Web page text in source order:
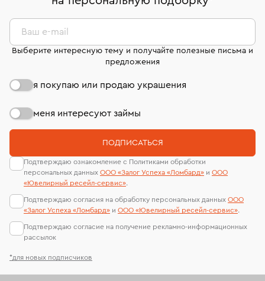
Система быстрых платежей (по QR-коду)
В кредит от Т-Банка (до 50 000 руб., на 3–6 мес.)
сертификаты МГУ и других геммологических
лабораторий
*для новых подписчиков
Ваш e-mail
Выберите интересную тему и получайте полезные письма и
предложения
я покупаю или продаю украшения
меня интересуют займы
ПОДПИСАТЬСЯ
Подтверждаю ознакомление с Политиками обработки
персональных данных ООО «Залог Успеха «Ломбард» и ООО
«Ювелирный ресейл-сервиc».
Подтверждаю согласия на обработку персональных данных ООО
«Залог Успеха «Ломбард» и ООО «Ювелирный ресейл-сервиc».
Подтверждаю согласие на получение рекламно-информационных
рассылок